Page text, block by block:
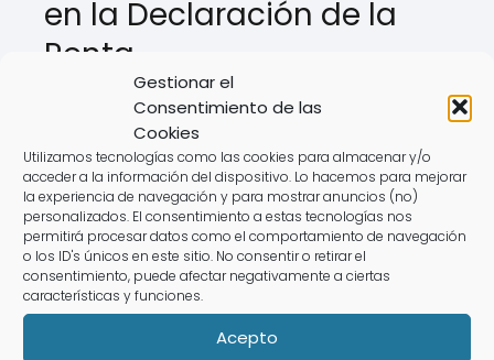
Gestionar el
Consentimiento de las
Cookies
Utilizamos tecnologías como las cookies para almacenar y/o
acceder a la información del dispositivo. Lo hacemos para mejorar
la experiencia de navegación y para mostrar anuncios (no)
personalizados. El consentimiento a estas tecnologías nos
permitirá procesar datos como el comportamiento de navegación
o los ID's únicos en este sitio. No consentir o retirar el
consentimiento, puede afectar negativamente a ciertas
características y funciones.
Acepto
en la Declaración de la
Renta
Para evitar problemas con la
Tributaria, ten en cuenta estos errores:
❌No revisar el "borrador declaración
renta web".
❌No incluir ingresos de actividades
económicas.
❌Olvidar deducciones en el impuesto